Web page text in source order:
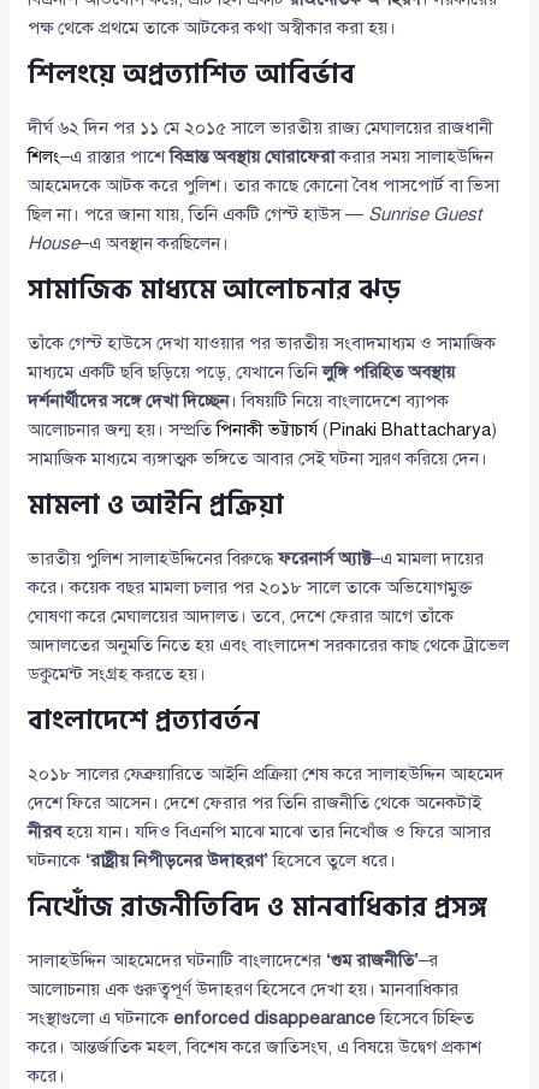
পক্ষ থেকে প্রথমে তাকে আটকের কথা অস্বীকার করা হয়।
শিলংয়ে অপ্রত্যাশিত আবির্ভাব
দীর্ঘ ৬২ দিন পর ১১ মে ২০১৫ সালে ভারতীয় রাজ্য মেঘালয়ের রাজধানী
শিলং–এ রাস্তার পাশেবিভ্রান্ত অবস্থায় ঘোরাফেরাকরার সময় সালাহউদ্দিন
আহমেদকে আটক করে পুলিশ। তার কাছে কোনো বৈধ পাসপোর্ট বা ভিসা
ছিল না। পরে জানা যায়, তিনি একটি গেস্ট হাউস — Sunrise Guest
House–এ অবস্থান করছিলেন।
সামাজিক মাধ্যমে আলোচনার ঝড়
তাঁকে গেস্ট হাউসে দেখা যাওয়ার পর ভারতীয় সংবাদমাধ্যম ও সামাজিক
মাধ্যমে একটি ছবি ছড়িয়ে পড়ে, যেখানে তিনিলুঙ্গি পরিহিত অবস্থায়
দর্শনার্থীদের সঙ্গে দেখা দিচ্ছেন। বিষয়টি নিয়ে বাংলাদেশে ব্যাপক
আলোচনার জন্ম হয়। সম্প্রতিপিনাকী ভট্টাচার্য ( Pinaki Bhattacharya)
সামাজিক মাধ্যমে ব্যঙ্গাত্মক ভঙ্গিতে আবার সেই ঘটনা স্মরণ করিয়ে দেন।
মামলা ও আইনি প্রক্রিয়া
ভারতীয় পুলিশ সালাহউদ্দিনের বিরুদ্ধেফরেনার্স অ্যাক্ট–এ মামলা দায়ের
করে। কয়েক বছর মামলা চলার পর ২০১৮ সালে তাকে অভিযোগমুক্ত
ঘোষণা করে মেঘালয়ের আদালত। তবে, দেশে ফেরার আগে তাঁকে
আদালতের অনুমতি নিতে হয় এবং বাংলাদেশ সরকারের কাছ থেকে ট্রাভেল
ডকুমেন্ট সংগ্রহ করতে হয়।
বাংলাদেশে প্রত্যাবর্তন
২০১৮ সালের ফেব্রুয়ারিতে আইনি প্রক্রিয়া শেষ করে সালাহউদ্দিন আহমেদ
দেশে ফিরে আসেন। দেশে ফেরার পর তিনি রাজনীতি থেকে অনেকটাই
নীরবহয়ে যান। যদিও বিএনপি মাঝে মাঝে তার নিখোঁজ ও ফিরে আসার
ঘটনাকে ‘রাষ্ট্রীয় নিপীড়নের উদাহরণ’হিসেবে তুলে ধরে।
নিখোঁজ রাজনীতিবিদ ও মানবাধিকার প্রসঙ্গ
সালাহউদ্দিন আহমেদের ঘটনাটি বাংলাদেশের ‘গুম রাজনীতি’–র
আলোচনায় এক গুরুত্বপূর্ণ উদাহরণ হিসেবে দেখা হয়। মানবাধিকার
সংস্থাগুলো এ ঘটনাকেenforced disappearanceহিসেবে চিহ্নিত
করে। আন্তর্জাতিক মহল, বিশেষ করে জাতিসংঘ, এ বিষয়ে উদ্বেগ প্রকাশ
করে।